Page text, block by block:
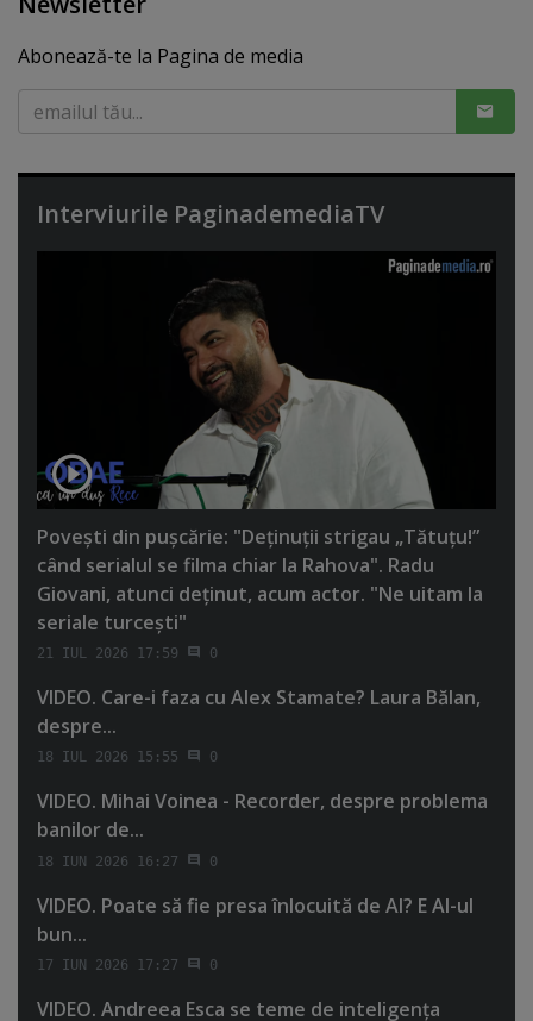
Abonează-te la Pagina de media
Interviurile PaginademediaTV
Poveşti din puşcărie: "Deţinuţii strigau „Tătuţu!”
când serialul se filma chiar la Rahova". Radu
Giovani, atunci deţinut, acum actor. "Ne uitam la
seriale turceşti"
21 IUL 2026 17:59 0
VIDEO. Care-i faza cu Alex Stamate? Laura Bălan,
despre...
18 IUL 2026 15:55 0
VIDEO. Mihai Voinea - Recorder, despre problema
banilor de...
18 IUN 2026 16:27 0
VIDEO. Poate să fie presa înlocuită de AI? E AI-ul
bun...
17 IUN 2026 17:27 0
VIDEO. Andreea Esca se teme de inteligenţa